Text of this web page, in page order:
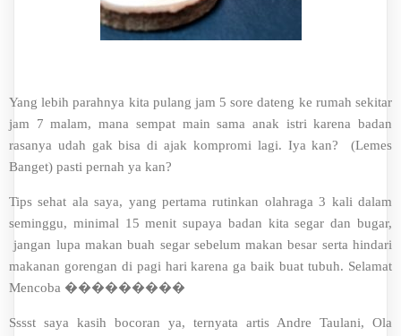
Yang lebih parahnya kita pulang jam 5 sore dateng ke rumah sekitar
jam 7 malam, mana sempat main sama anak istri karena badan
rasanya udah gak bisa di ajak kompromi lagi. Iya kan? (Lemes
Banget) pasti pernah ya kan?
Tips sehat ala saya, yang pertama rutinkan olahraga 3 kali dalam
seminggu, minimal 15 menit supaya badan kita segar dan bugar,
jangan lupa makan buah segar sebelum makan besar serta hindari
makanan gorengan di pagi hari karena ga baik buat tubuh. Selamat
Mencoba ���������
Sssst saya kasih bocoran ya, ternyata artis Andre Taulani, Ola